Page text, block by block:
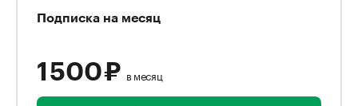
Подписка на месяц
1 500 ₽ в месяц